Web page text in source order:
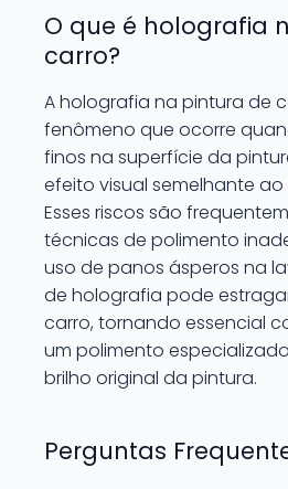
O que é holografia
carro?
A holografia na pintura de
fenômeno que ocorre
finos na superfície da
efeito visual semelhante
Esses riscos são
técnicas de polimento
uso de panos ásperos na
de holografia pode
carro, tornando essencial
um polimento
brilho original da pintura.
Perguntas